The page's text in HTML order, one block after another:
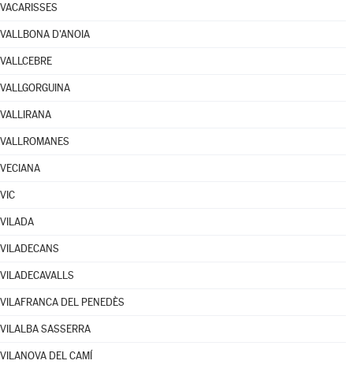
VACARISSES
VALLBONA D'ANOIA
VALLCEBRE
VALLGORGUINA
VALLIRANA
VALLROMANES
VECIANA
VIC
VILADA
VILADECANS
VILADECAVALLS
VILAFRANCA DEL PENEDÈS
VILALBA SASSERRA
VILANOVA DEL CAMÍ